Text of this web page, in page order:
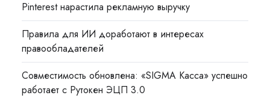
Pinterest нарастила рекламную выручку
Правила для ИИ доработают в интересах
правообладателей
Совместимость обновлена: «SIGMA Касса» успешно
работает с Рутокен ЭЦП 3.0